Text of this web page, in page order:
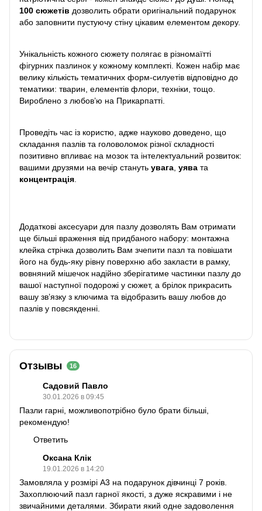
100 сюжетів дозволить обрати оригінальний подарунок
або заповнити пустуючу стіну цікавим елементом декору.
Унікальність кожного сюжету полягає в різномаїтті
фігурних пазлинок у кожному комплекті. Кожен набір має
велику кількість тематичних форм-силуетів відповідно до
тематики: тварин, елементів флори, техніки, тощо.
Вироблено з любов’ю на Прикарпатті.
Проведіть час із користю, адже науково доведено, що
складання пазлів та головоломок різної складності
позитивно впливає на мозок та інтелектуальний розвиток:
вашими друзями на вечір стануть увага уява та
концентрація
Додаткові аксесуари для пазлу дозволять Вам отримати
ще більші враження від придбаного набору: монтажна
клейка стрічка дозволить Вам зчепити пазл та повішати
його на будь-яку рівну поверхню або закласти в рамку,
вовняний мішечок надійно зберігатиме частинки пазлу до
вашої наступної подорожі у сюжет, а брілок прикрасить
вашу зв’язку з ключима та відобразить вашу любов до
пазлів у повсякденні.
Отзывы 16
Садовий Павло
30.01.2026 в 09:45
Пазли гарні, можливопотрібно було брати більші,
рекомендую!
Ответить
Оксана Клік
19.01.2026 в 14:20
Замовляла у розмірі А3 на подарунок дівчинці 7 років.
Захоплюючий пазл гарної якості, з дуже яскравими і не
звичайними деталями. Збирати який одне задоволення